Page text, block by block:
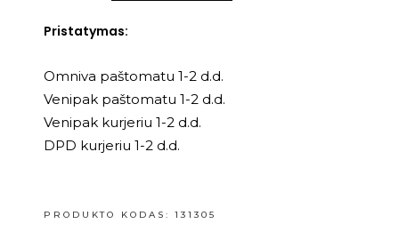
Pristatymas:
Omniva paštomatu 1-2 d.d.
Venipak paštomatu 1-2 d.d.
Venipak kurjeriu 1-2 d.d.
DPD kurjeriu 1-2 d.d.
PRODUKTO KODAS:131305